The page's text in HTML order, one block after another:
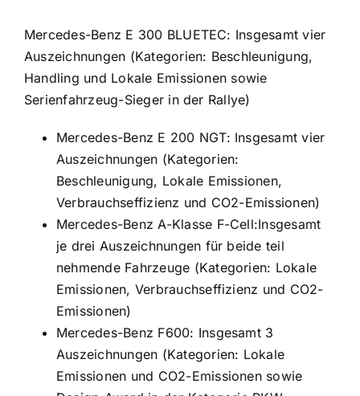
Mercedes-Benz E 300 BLUETEC: Insgesamt vier
Auszeichnungen (Kategorien: Beschleunigung,
Handling und Lokale Emissionen sowie
Serienfahrzeug-Sieger in der Rallye)
Mercedes-Benz E 200 NGT: Insgesamt vier
Auszeichnungen (Kategorien:
Beschleunigung, Lokale Emissionen,
Verbrauchseffizienz und CO2-Emissionen)
Mercedes-Benz A-Klasse F-Cell:Insgesamt
je drei Auszeichnungen für beide teil
nehmende Fahrzeuge (Kategorien: Lokale
Emissionen, Verbrauchseffizienz und CO2-
Emissionen)
Mercedes-Benz F600: Insgesamt 3
Auszeichnungen (Kategorien: Lokale
Emissionen und CO2-Emissionen sowie